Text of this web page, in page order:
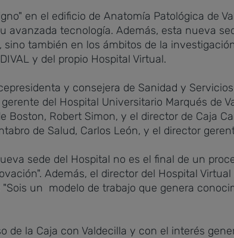
en el edificio de Anatomía Patológica de
avanzada tecnología. Además, esta nueva
también en los ámbitos de la
y del propio Hospital Virtual.
y consejera de Sanidad y
del Hospital Universitario Marqués de
Robert Simon, y el director de Caja
de Salud, Carlos León, y el director
sede del Hospital no es el final de un
Además, el director del Hospital
un modelo de trabajo que genera
de la Caja con Valdecilla y con el interés